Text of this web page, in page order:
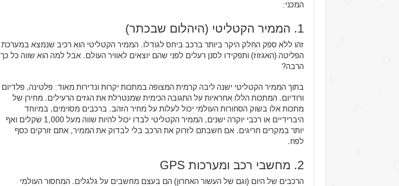
המכני:
1. הממיר הקטליטי (היהלום שבכתר)
זהו ללא ספק החלק היקר ביותר ברכב ביחס לגודלו. הממיר הקטליטי הוא רכיב שנמצא במערכת
הפליטה (האגזוז) ותפקידו לסנן רעלים לפני שהם יוצאים לאוויר העולם. אבל למה הוא שווה כל כך
הרבה?
בתוך הממיר הקטליטי ישנה ליבה קרמית המצופה במתכות יקרות ונדירות מאוד: פלטינה, פלדיום
ורודיום. המתכות הללו אחראיות על התגובה הכימית שמנטרלת את הגזים הרעילים. מחירן של
מתכות אלו בשוק הסחורות העולמי יכול לעלות על מחיר הזהב. ברכבים מסוימים, במיוחד
היברידיים או רכבי יוקרה ישנים, הממיר הקטליטי לבדו יכול להיות שווה מעל 1,000 שקלים ואף
יותר במקרים חריגים. אם חשבתם לזרוק את הרכב בלי לבדוק את הממיר, אתם זורקים כסף
לפח.
2. מחשבי רכב ומערכות GPS
הרכבים של היום (וגם של העשור האחרון) הם בעצם מחשבים על גלגלים. המחסור העולמי